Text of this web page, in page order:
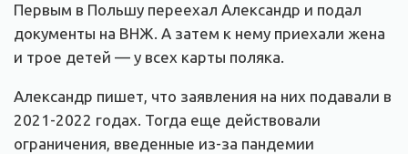
Первым в Польшу переехал Александр и подал
документы на ВНЖ. А затем к нему приехали жена
и трое детей — у всех карты поляка.
Александр пишет, что заявления на них подавали в
2021-2022 годах. Тогда еще действовали
ограничения, введенные из-за пандемии